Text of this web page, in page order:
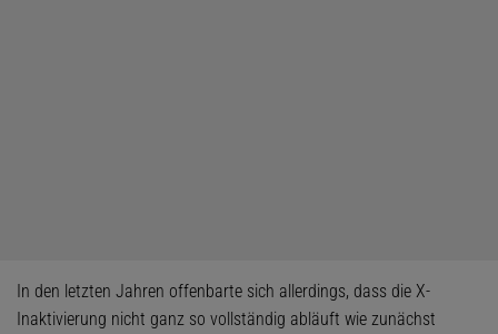
In den letzten Jahren offenbarte sich allerdings, dass die X-
Inaktivierung nicht ganz so vollständig abläuft wie zunächst